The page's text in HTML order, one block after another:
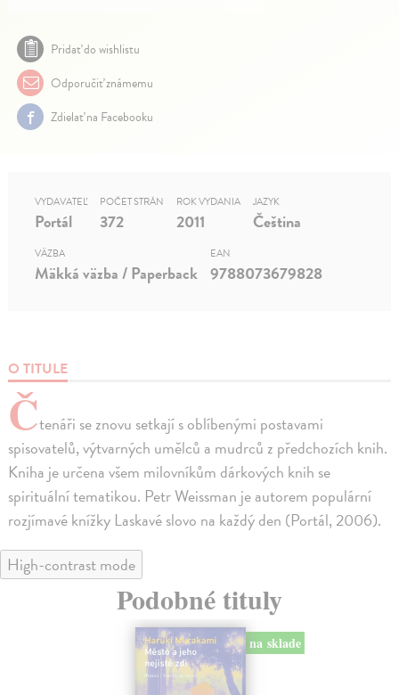
Pridať do wishlistu
Odporučiť známemu
Zdielať na Facebooku
O TITULE
Čtenáři se znovu setkají s oblíbenými postavami
spisovatelů, výtvarných umělců a mudrců z předchozích knih.
Kniha je určena všem milovníkům dárkových knih se
spirituální tematikou. Petr Weissman je autorem populární
rozjímavé knížky Laskavé slovo na každý den (Portál, 2006).
VYDAVATEĽ
Portál
POČET STRÁN
372
ROK VYDANIA
2011
JAZYK
Čeština
VÄZBA
Mäkká väzba / Paperback
EAN
9788073679828
High-contrast mode
Podobné tituly
na sklade